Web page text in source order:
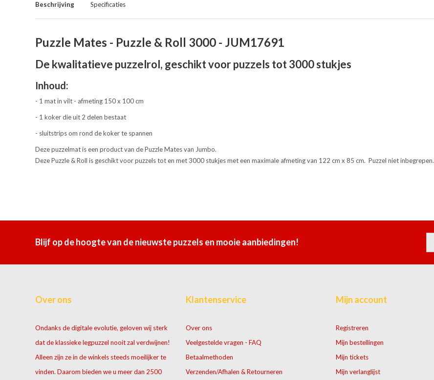
Beschrijving Specificaties
Puzzle Mates - Puzzle & Roll 3000 - JUM17691
De kwalitatieve puzzelrol, geschikt voor puzzels tot 3000 stukjes
Inhoud:
- 1 mat in vilt - afmeting 150 x 100 cm
- 1 koker die uit 2 delen bestaat
- sluitstrips om rond de koker te spannen
Deze puzzelmat is een product van de Puzzle Mates van Jumbo.
Deze Puzzle & Roll is geschikt voor puzzels tot en met 3000 stukjes met een maximale afmeting van 122 cm x 85 cm. Puzzel niet inbegrepen.
Blijf op de hoogte van de nieuwste puzzels en mooie aanbiedingen!
Over ons
Ondanks de digitale evolutie, geloven wij sterk
dat de klassieke legpuzzel nooit zal verdwijnen!
Alleen zijn ze in de winkels steeds moeilijker te
vinden. Daarom bieden we u meer dan 2500
Klantenservice
Over ons
Veelgestelde vragen - FAQ
Betaalmethoden
Verzenden/Afhalen & Retourneren
Mijn account
Registreren
Mijn bestellingen
Mijn tickets
Mijn verlanglijst